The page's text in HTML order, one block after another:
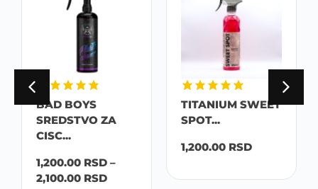
BAD BOYS
SREDSTVO ZA
CISC...
1,200.00 RSD –
2,100.00 RSD
TITANIUM SWEET
SPOT...
1,200.00 RSD